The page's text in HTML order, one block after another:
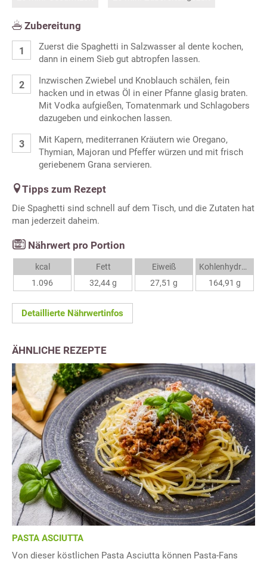
Zubereitung
Zuerst die Spaghetti in Salzwasser al dente kochen,
dann in einem Sieb gut abtropfen lassen.
Inzwischen Zwiebel und Knoblauch schälen, fein
hacken und in etwas Öl in einer Pfanne glasig braten.
Mit Vodka aufgießen, Tomatenmark und Schlagobers
dazugeben und einkochen lassen.
Mit Kapern, mediterranen Kräutern wie Oregano,
Thymian, Majoran und Pfeffer würzen und mit frisch
geriebenem Grana servieren.
Tipps zum Rezept
Die Spaghetti sind schnell auf dem Tisch, und die Zutaten hat
man jederzeit daheim.
Nährwert pro Portion
kcal
1.096
Fett
32,44 g
Eiweiß
27,51 g
Kohlenhydrate
164,91 g
Detaillierte Nährwertinfos
ÄHNLICHE REZEPTE
PASTA ASCIUTTA
Von dieser köstlichen Pasta Asciutta können Pasta-Fans